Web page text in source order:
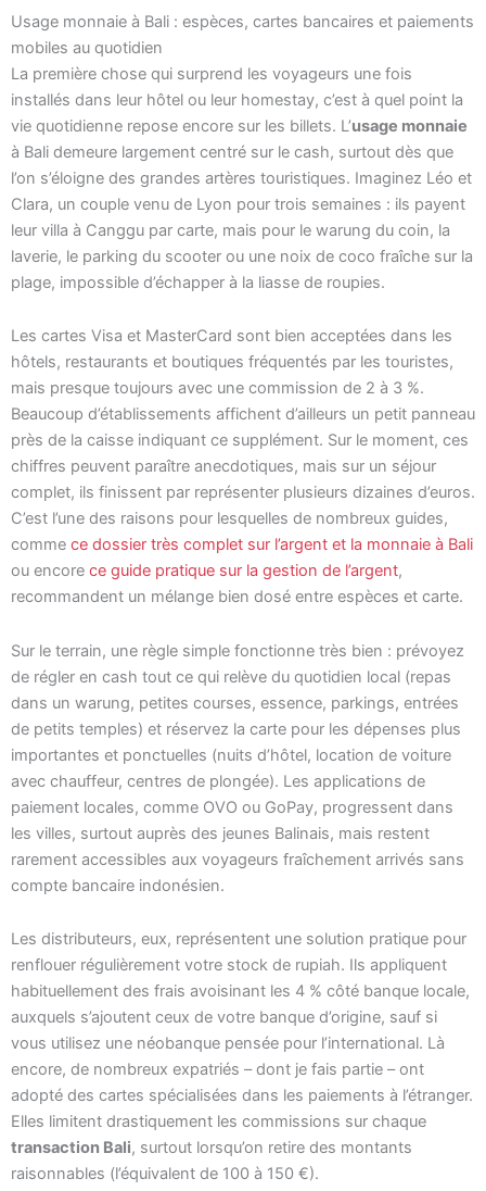
Usage monnaie à Bali : espèces, cartes bancaires et paiements
mobiles au quotidien
La première chose qui surprend les voyageurs une fois
installés dans leur hôtel ou leur homestay, c’est à quel point la
vie quotidienne repose encore sur les billets. L’usage monnaie
à Bali demeure largement centré sur le cash, surtout dès que
l’on s’éloigne des grandes artères touristiques. Imaginez Léo et
Clara, un couple venu de Lyon pour trois semaines : ils payent
leur villa à Canggu par carte, mais pour le warung du coin, la
laverie, le parking du scooter ou une noix de coco fraîche sur la
plage, impossible d’échapper à la liasse de roupies.
Les cartes Visa et MasterCard sont bien acceptées dans les
hôtels, restaurants et boutiques fréquentés par les touristes,
mais presque toujours avec une commission de 2 à 3 %.
Beaucoup d’établissements affichent d’ailleurs un petit panneau
près de la caisse indiquant ce supplément. Sur le moment, ces
chiffres peuvent paraître anecdotiques, mais sur un séjour
complet, ils finissent par représenter plusieurs dizaines d’euros.
C’est l’une des raisons pour lesquelles de nombreux guides,
comme ce dossier très complet sur l’argent et la monnaie à Bali
ou encore ce guide pratique sur la gestion de l’argent,
recommandent un mélange bien dosé entre espèces et carte.
Sur le terrain, une règle simple fonctionne très bien : prévoyez
de régler en cash tout ce qui relève du quotidien local (repas
dans un warung, petites courses, essence, parkings, entrées
de petits temples) et réservez la carte pour les dépenses plus
importantes et ponctuelles (nuits d’hôtel, location de voiture
avec chauffeur, centres de plongée). Les applications de
paiement locales, comme OVO ou GoPay, progressent dans
les villes, surtout auprès des jeunes Balinais, mais restent
rarement accessibles aux voyageurs fraîchement arrivés sans
compte bancaire indonésien.
Les distributeurs, eux, représentent une solution pratique pour
renflouer régulièrement votre stock de rupiah. Ils appliquent
habituellement des frais avoisinant les 4 % côté banque locale,
auxquels s’ajoutent ceux de votre banque d’origine, sauf si
vous utilisez une néobanque pensée pour l’international. Là
encore, de nombreux expatriés – dont je fais partie – ont
adopté des cartes spécialisées dans les paiements à l’étranger.
Elles limitent drastiquement les commissions sur chaque
transaction Bali, surtout lorsqu’on retire des montants
raisonnables (l’équivalent de 100 à 150 €).